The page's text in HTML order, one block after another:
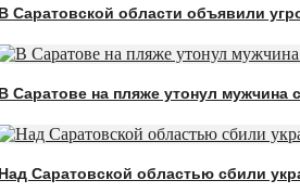
Саратовской области объявили
Саратове на пляже утонул мужчина
Саратовской областью сбили